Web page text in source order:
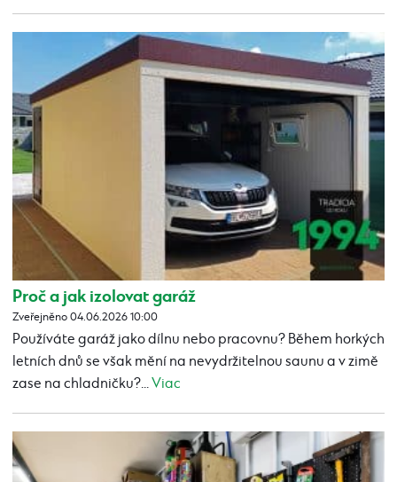
Proč a jak izolovat garáž
Zveřejněno 04.06.2026 10:00
Používáte garáž jako dílnu nebo pracovnu? Během horkých
letních dnů se však mění na nevydržitelnou saunu a v zimě
zase na chladničku?...Viac